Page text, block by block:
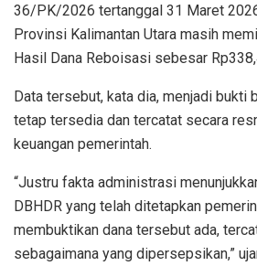
36/PK/2026 tertanggal 31 Maret
Provinsi Kalimantan Utara masih
Hasil Dana Reboisasi sebesar
Data tersebut, kata dia, menjadi bukti
tetap tersedia dan tercatat secara
keuangan pemerintah.
“Justru fakta administrasi
DBHDR yang telah ditetapkan
membuktikan dana tersebut ada,
sebagaimana yang dipersepsikan,”